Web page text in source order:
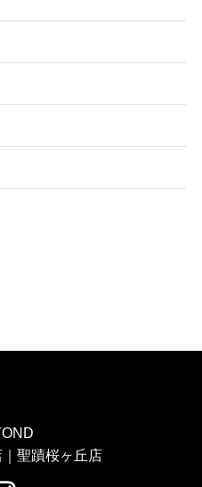
聖蹟桜ヶ丘店